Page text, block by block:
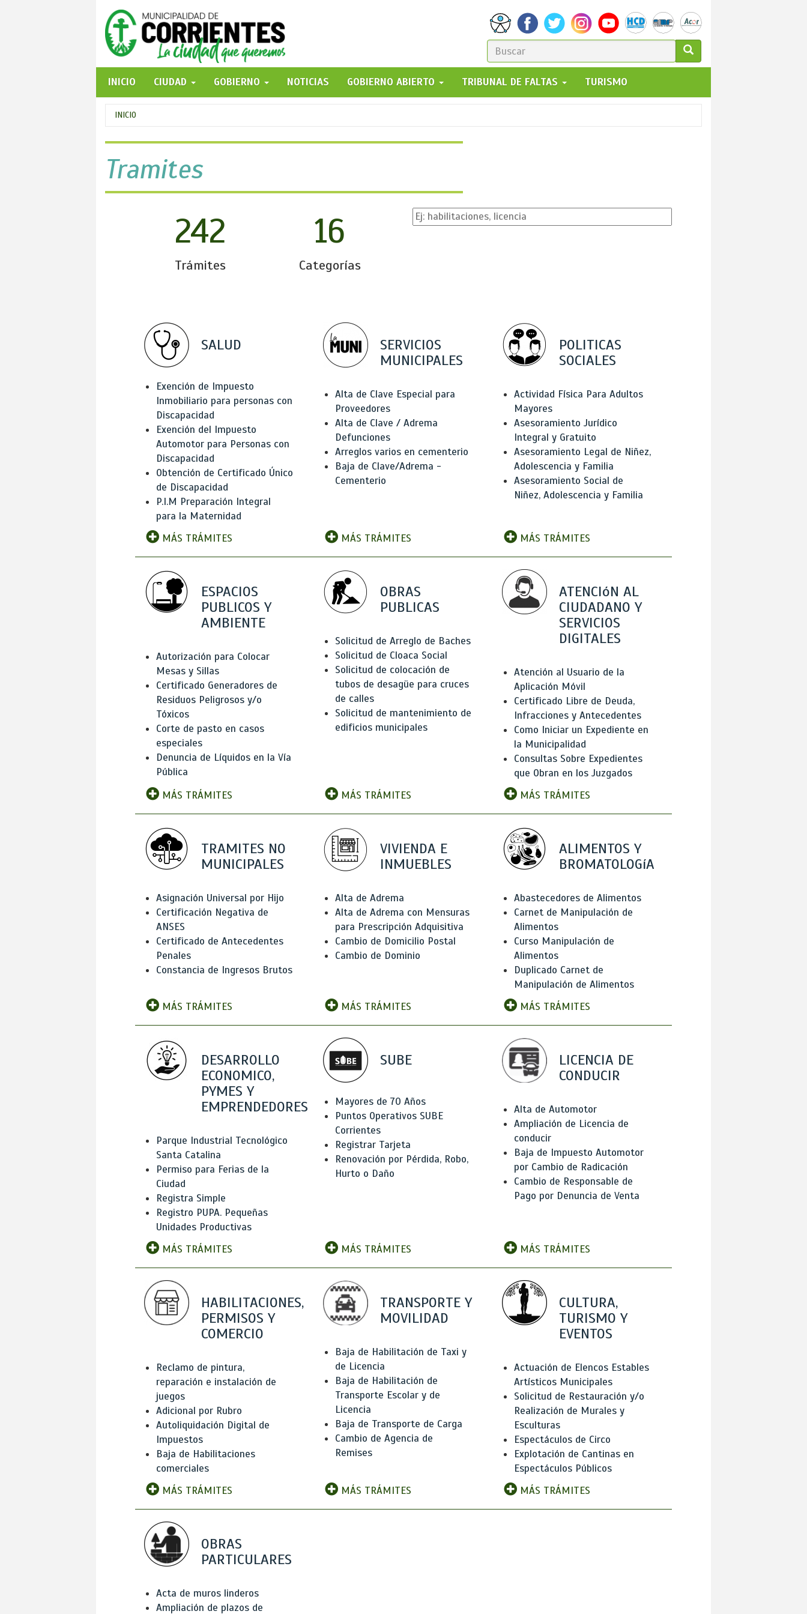
FORMULARIO
DE
BÚSQUEDA
GO!
INICIO
CIUDAD GOBIERNO NOTICIAS GOBIERNO ABIERTO TRIBUNAL DE FALTAS TURISMO
Se
encuentra
usted
aquí
INICIO
Tramites
242
Trámites
16
Categorías
SALUD
Exención de Impuesto
Inmobiliario para personas con
Discapacidad
Exención del Impuesto
Automotor para Personas con
Discapacidad
Obtención de Certificado Único
de Discapacidad
P.I.M Preparación Integral
para la Maternidad
MÁS TRÁMITES
SERVICIOS
MUNICIPALES
Alta de Clave Especial para
Proveedores
Alta de Clave / Adrema
Defunciones
Arreglos varios en cementerio
Baja de Clave/Adrema -
Cementerio
MÁS TRÁMITES
POLITICAS
SOCIALES
Actividad Física Para Adultos
Mayores
Asesoramiento Jurídico
Integral y Gratuito
Asesoramiento Legal de Niñez,
Adolescencia y Familia
Asesoramiento Social de
Niñez, Adolescencia y Familia
MÁS TRÁMITES
ESPACIOS
PUBLICOS Y
AMBIENTE
Autorización para Colocar
Mesas y Sillas
Certificado Generadores de
Residuos Peligrosos y/o
Tóxicos
Corte de pasto en casos
especiales
Denuncia de Líquidos en la Vía
Pública
MÁS TRÁMITES
OBRAS
PUBLICAS
Solicitud de Arreglo de Baches
Solicitud de Cloaca Social
Solicitud de colocación de
tubos de desagüe para cruces
de calles
Solicitud de mantenimiento de
edificios municipales
MÁS TRÁMITES
ATENCIóN AL
CIUDADANO Y
SERVICIOS
DIGITALES
Atención al Usuario de la
Aplicación Móvil
Certificado Libre de Deuda,
Infracciones y Antecedentes
Como Iniciar un Expediente en
la Municipalidad
Consultas Sobre Expedientes
que Obran en los Juzgados
MÁS TRÁMITES
TRAMITES NO
MUNICIPALES
Asignación Universal por Hijo
Certificación Negativa de
ANSES
Certificado de Antecedentes
Penales
Constancia de Ingresos Brutos
MÁS TRÁMITES
VIVIENDA E
INMUEBLES
Alta de Adrema
Alta de Adrema con Mensuras
para Prescripción Adquisitiva
Cambio de Domicilio Postal
Cambio de Dominio
MÁS TRÁMITES
ALIMENTOS Y
BROMATOLOGíA
Abastecedores de Alimentos
Carnet de Manipulación de
Alimentos
Curso Manipulación de
Alimentos
Duplicado Carnet de
Manipulación de Alimentos
MÁS TRÁMITES
DESARROLLO
ECONOMICO,
PYMES Y
EMPRENDEDORES
Parque Industrial Tecnológico
Santa Catalina
Permiso para Ferias de la
Ciudad
Registra Simple
Registro PUPA. Pequeñas
Unidades Productivas
MÁS TRÁMITES
SUBE
Mayores de 70 Años
Puntos Operativos SUBE
Corrientes
Registrar Tarjeta
Renovación por Pérdida, Robo,
Hurto o Daño
MÁS TRÁMITES
LICENCIA DE
CONDUCIR
Alta de Automotor
Ampliación de Licencia de
conducir
Baja de Impuesto Automotor
por Cambio de Radicación
Cambio de Responsable de
Pago por Denuncia de Venta
MÁS TRÁMITES
HABILITACIONES,
PERMISOS Y
COMERCIO
Reclamo de pintura,
reparación e instalación de
juegos
Adicional por Rubro
Autoliquidación Digital de
Impuestos
Baja de Habilitaciones
comerciales
MÁS TRÁMITES
TRANSPORTE Y
MOVILIDAD
Baja de Habilitación de Taxi y
de Licencia
Baja de Habilitación de
Transporte Escolar y de
Licencia
Baja de Transporte de Carga
Cambio de Agencia de
Remises
MÁS TRÁMITES
CULTURA,
TURISMO Y
EVENTOS
Actuación de Elencos Estables
Artísticos Municipales
Solicitud de Restauración y/o
Realización de Murales y
Esculturas
Espectáculos de Circo
Explotación de Cantinas en
Espectáculos Públicos
MÁS TRÁMITES
OBRAS
PARTICULARES
Acta de muros linderos
Ampliación de plazos de